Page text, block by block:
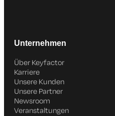
Unternehmen
Über Keyfactor
Karriere
Unsere Kunden
Unsere Partner
Newsroom
Veranstaltungen